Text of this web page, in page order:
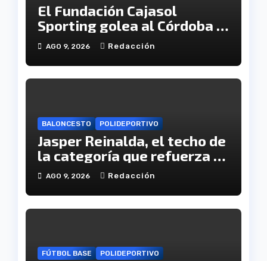
El Fundación Cajasol
Sporting golea al Córdoba y
se cita con el Granada en
semifinales de Copa
AGO 9, 2026 Redacción
BALONCESTO POLIDEPORTIVO
Jasper Reinalda, el techo de
la categoría que refuerza el
juego interior del CB. Onuba
AGO 9, 2026 Redacción
FÚTBOL BASE POLIDEPORTIVO